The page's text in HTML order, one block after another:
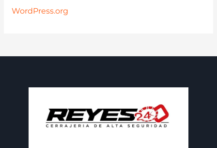
WordPress.org